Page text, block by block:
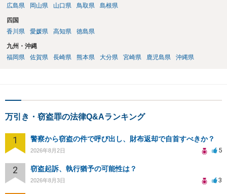
広島県
岡山県 山口県 鳥取県 島根県
四国
香川県
愛媛県 高知県 徳島県
九州・沖縄
福岡県
佐賀県 長崎県 熊本県 大分県 宮崎県 鹿児島県 沖縄県
万引き・窃盗罪の法律Q&Aランキング
1 警察から窃盗の件で呼び出し、財布返却で自首すべきか？
2026年8月2日 5
2 窃盗起訴、執行猶予の可能性は？
2026年8月3日 3